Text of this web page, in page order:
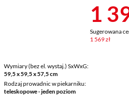
Wymiary (bez el. wystaj.) SxWxG
59,5 x 59,5 x 57,5 cm
Rodzaj prowadnic w piekarniku
teleskopowe - jeden poziom
1
Sugerowana
1 569 zł